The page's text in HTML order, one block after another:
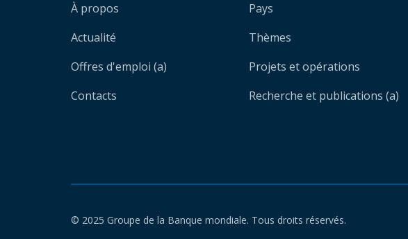
À propos
Actualité
Offres d'emploi (a)
Contacts
Pays
Thèmes
Projets et opérations
Recherche et publications (a)
© 2025 Groupe de la Banque mondiale. Tous droits réservés.